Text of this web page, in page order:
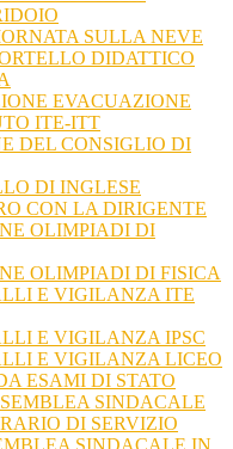
SULLA NEVE
DIDATTICO
EVACUAZIONE
ITE-ITT
DEL CONSIGLIO DI
DI INGLESE
CON LA DIRIGENTE
OLIMPIADI DI
OLIMPIADI DI FISICA
E VIGILANZA ITE
E VIGILANZA IPSC
E VIGILANZA LICEO
ESAMI DI STATO
SINDACALE
DI SERVIZIO